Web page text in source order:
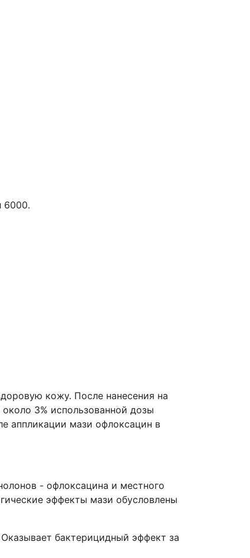
6000.
кожу. После нанесения на
3% использованной дозы
аппликации мази офлоксацин в
- офлоксацина и местного
эффекты мази обусловлены
бактерицидный эффект за